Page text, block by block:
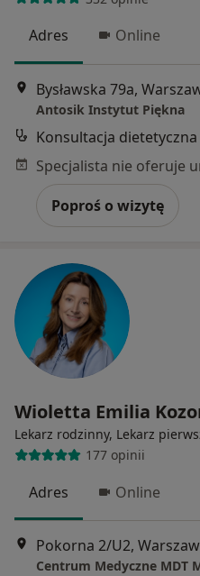
Adres Online
Bysławska 79a,
Antosik Instytut Piękna
Konsultacja dietetyczna
Poproś o wizytę
Wioletta Emilia
Lekarz rodzinny, Lekarz
177 opinii
Adres Online
Pokorna 2/U2,
Centrum Medyczne MDT